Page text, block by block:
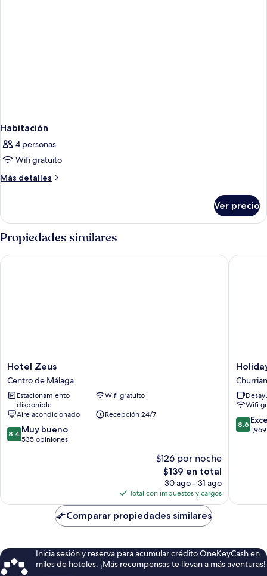
Habitación
4 personas
Wifi gratuito
Más detalles
Más
Ver precio
Propiedades similares
Hotel
Zeus
Centro
de
Málaga
Hotel Zeus
Centro de Málaga
Estacionamiento
disponible
Wifi gratuito
Aire acondicionado
Recepción 24/7
8.4
de
8.4 Muy bueno
535 opiniones
$126 por noche
El
precio
actual
es
de
$139
$139 en total
30 ago - 31 ago
Total con impuestos y cargos
Hotel Zeus
Holiday
Inn
Express
Malaga
Airport
by
IHG
Wifi
8.6
de
8.6
Holiday
Comparar propiedades similares
Inicia sesión y reserva para acumular crédito OneKeyCash en
miles de hoteles. ¡Más recompensas te llevan a más aventuras!